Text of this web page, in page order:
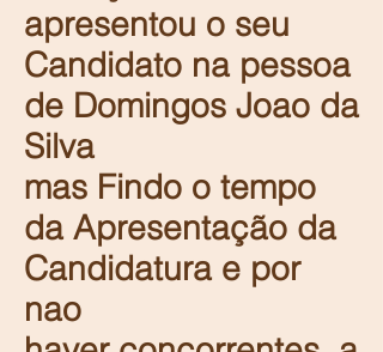
apresentou o seu
Candidato na pessoa
de Domingos Joao da
Silva
mas Findo o tempo
da Apresentação da
Candidatura e por
nao